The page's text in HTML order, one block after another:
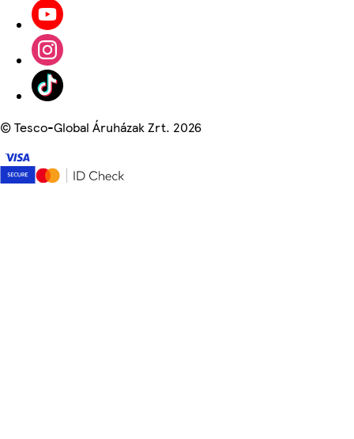
©Tesco-Global Áruházak Zrt. 2026